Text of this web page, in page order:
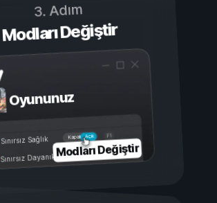
3. Adım
Modları Değiştir
Oyununuz
Açık
Kapalı
Sınırsız Sağlık
Sınırsız DayanıklılıkModları Değiştir